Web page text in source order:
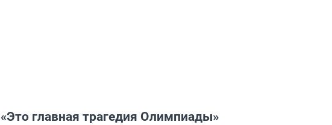
«Это главная трагедия Олимпиады»